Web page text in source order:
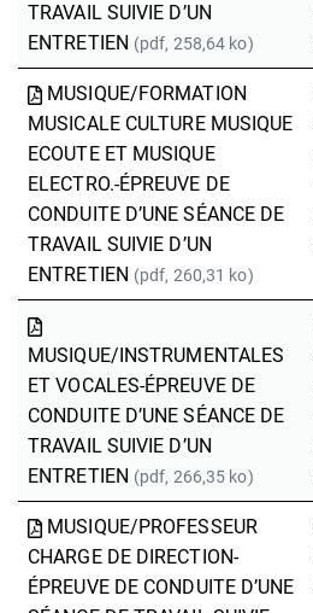
TRAVAIL SUIVIE D’UN
ENTRETIEN (pdf, 258,64 ko)
MUSIQUE/FORMATION
MUSICALE CULTURE MUSIQUE
ECOUTE ET MUSIQUE
ELECTRO.-ÉPREUVE DE
CONDUITE D’UNE SÉANCE DE
TRAVAIL SUIVIE D’UN
ENTRETIEN (pdf, 260,31 ko)
MUSIQUE/INSTRUMENTALES
ET VOCALES-ÉPREUVE DE
CONDUITE D’UNE SÉANCE DE
TRAVAIL SUIVIE D’UN
ENTRETIEN (pdf, 266,35 ko)
MUSIQUE/PROFESSEUR
CHARGE DE DIRECTION-
ÉPREUVE DE CONDUITE D’UNE